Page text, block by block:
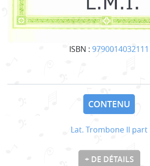
ISBN : 9790014032111
CONTENU
Lat. Trombone II part
+ DE DÉTAILS